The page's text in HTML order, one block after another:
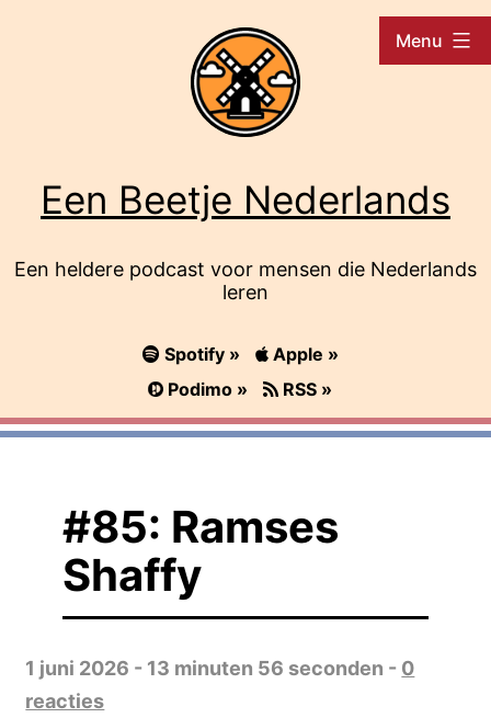
Een Beetje Nederlands
Een heldere podcast voor mensen die Nederlands
leren
Spotify »
Apple »
Podimo »
RSS »
Menu
#85: Ramses
Shaffy
1 juni 2026 - 13 minuten 56 seconden - 0
reacties